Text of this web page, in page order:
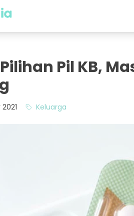
Pil KB,
Keluarga